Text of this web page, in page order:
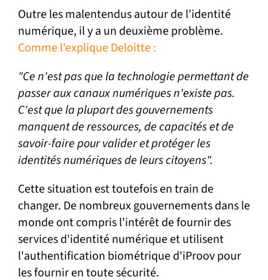
Outre les malentendus autour de l'identité
numérique, il y a un deuxième problème.
Comme l'explique Deloitte :
"Ce n'est pas que la technologie permettant de
passer aux canaux numériques n'existe pas.
C'est que la plupart des gouvernements
manquent de ressources, de capacités et de
savoir-faire pour valider et protéger les
identités numériques de leurs citoyens".
Cette situation est toutefois en train de
changer. De nombreux gouvernements dans le
monde ont compris l'intérêt de fournir des
services d'identité numérique et utilisent
l'authentification biométrique d'iProov pour
les fournir en toute sécurité.